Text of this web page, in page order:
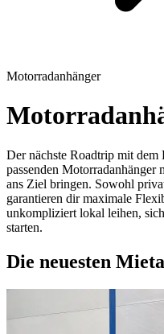
Motorradanhänger
Der nächste Roadtrip mit dem
passenden Motorradanhänger
ans Ziel bringen. Sowohl
garantieren dir maximale
unkompliziert lokal leihen,
starten.
Die neuesten